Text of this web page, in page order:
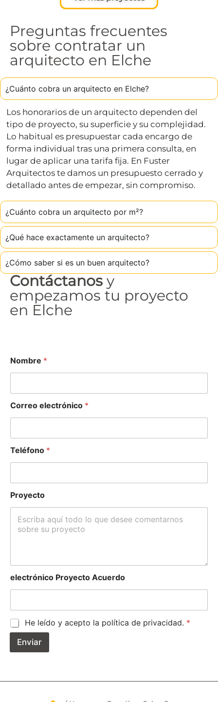
Preguntas frecuentes
sobre contratar un
arquitecto en Elche
¿Cuánto cobra un arquitecto en Elche?
Los honorarios de un arquitecto dependen del
tipo de proyecto, su superficie y su complejidad.
Lo habitual es presupuestar cada encargo de
forma individual tras una primera consulta, en
lugar de aplicar una tarifa fija. En Fuster
Arquitectos te damos un presupuesto cerrado y
detallado antes de empezar, sin compromiso.
¿Cuánto cobra un arquitecto por m²?
¿Qué hace exactamente un arquitecto?
¿Cómo saber si es un buen arquitecto?
Contáctanos y
empezamos tu proyecto
en Elche
Nombre *
Correo electrónico *
Teléfono *
Proyecto
electrónico Proyecto Acuerdo
A
c
e
He leído y acepto la política de privacidad. *
Enviar